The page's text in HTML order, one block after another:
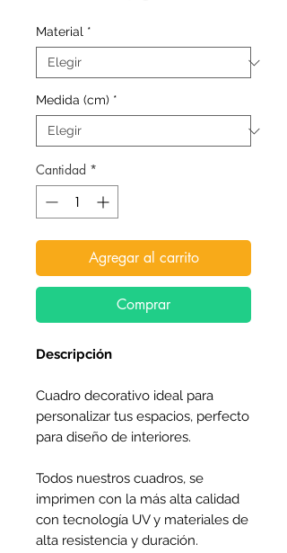
oferta
Material *
Medida (cm) *
Cantidad *
Agregar al carrito
Comprar
Descripción
Cuadro decorativo ideal para
personalizar tus espacios, perfecto
para diseño de interiores.
Todos nuestros cuadros, se
imprimen con la más alta calidad
con tecnología UV y materiales de
alta resistencia y duración.